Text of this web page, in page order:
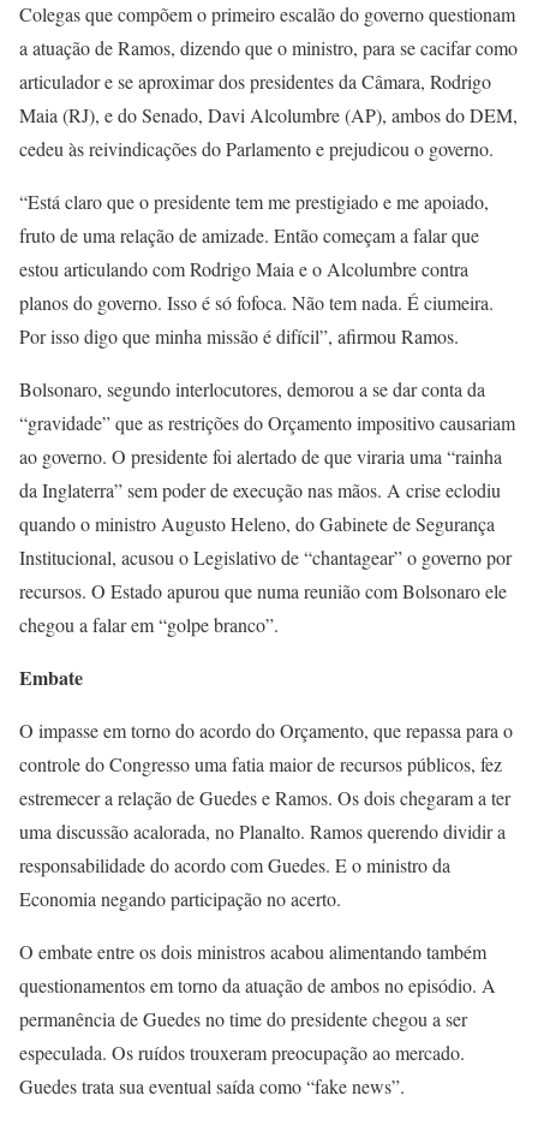
Colegas que compõem o primeiro escalão do governo questionam
a atuação de Ramos, dizendo que o ministro, para se cacifar como
articulador e se aproximar dos presidentes da Câmara, Rodrigo
Maia (RJ), e do Senado, Davi Alcolumbre (AP), ambos do DEM,
cedeu às reivindicações do Parlamento e prejudicou o governo.
“Está claro que o presidente tem me prestigiado e me apoiado,
fruto de uma relação de amizade. Então começam a falar que
estou articulando com Rodrigo Maia e o Alcolumbre contra
planos do governo. Isso é só fofoca. Não tem nada. É ciumeira.
Por isso digo que minha missão é difícil”, afirmou Ramos.
Bolsonaro, segundo interlocutores, demorou a se dar conta da
“gravidade” que as restrições do Orçamento impositivo causariam
ao governo. O presidente foi alertado de que viraria uma “rainha
da Inglaterra” sem poder de execução nas mãos. A crise eclodiu
quando o ministro Augusto Heleno, do Gabinete de Segurança
Institucional, acusou o Legislativo de “chantagear” o governo por
recursos. O Estado apurou que numa reunião com Bolsonaro ele
chegou a falar em “golpe branco”.
Embate
O impasse em torno do acordo do Orçamento, que repassa para o
controle do Congresso uma fatia maior de recursos públicos, fez
estremecer a relação de Guedes e Ramos. Os dois chegaram a ter
uma discussão acalorada, no Planalto. Ramos querendo dividir a
responsabilidade do acordo com Guedes. E o ministro da
Economia negando participação no acerto.
O embate entre os dois ministros acabou alimentando também
questionamentos em torno da atuação de ambos no episódio. A
permanência de Guedes no time do presidente chegou a ser
especulada. Os ruídos trouxeram preocupação ao mercado.
Guedes trata sua eventual saída como “fake news”.